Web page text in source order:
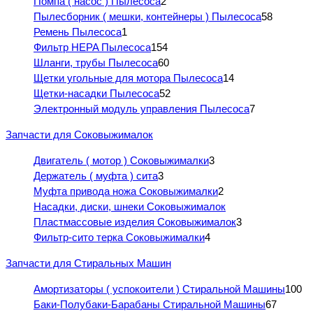
Пылесборник ( мешки, контейнеры ) Пылесоса58
Ремень Пылесоса1
Фильтр HEPA Пылесоса154
Шланги, трубы Пылесоса60
Щетки угольные для мотора Пылесоса14
Щетки-насадки Пылесоса52
Электронный модуль управления Пылесоса7
Запчасти для Соковыжималок
Двигатель ( мотор ) Соковыжималки3
Держатель ( муфта ) сита3
Муфта привода ножа Соковыжималки2
Насадки, диски, шнеки Соковыжималок
Пластмассовые изделия Соковыжималок3
Фильтр-сито терка Соковыжималки4
Запчасти для Стиральных Машин
Амортизаторы ( успокоители ) Стиральной Машины100
Баки-Полубаки-Барабаны Стиральной Машины67